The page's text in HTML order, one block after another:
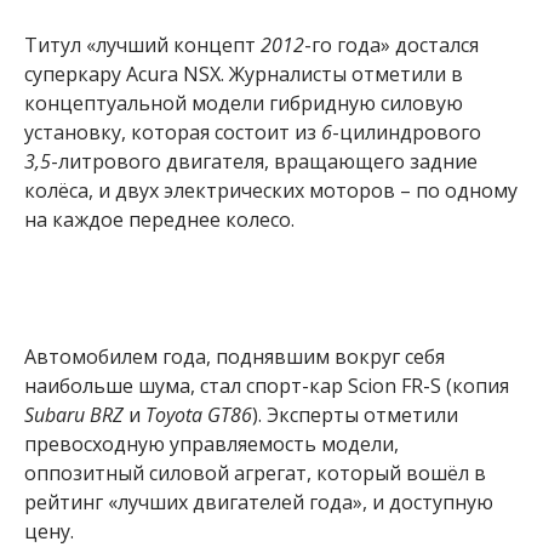
Титул «лучший концепт 2012-го года» достался
суперкару Acura NSX. Журналисты отметили в
концептуальной модели гибридную силовую
установку, которая состоит из 6-цилиндрового
3,5-литрового двигателя, вращающего задние
колёса, и двух электрических моторов – по одному
на каждое переднее колесо.
Автомобилем года, поднявшим вокруг себя
наибольше шума, стал спорт-кар Scion FR-S (копия
Subaru BRZ и Toyota GT86). Эксперты отметили
превосходную управляемость модели,
оппозитный силовой агрегат, который вошёл в
рейтинг «лучших двигателей года», и доступную
цену.